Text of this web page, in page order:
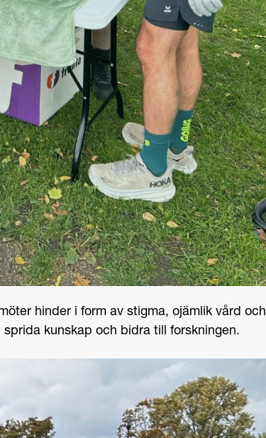
hinder i form av stigma, ojämlik vård och
kunskap och bidra till forskningen.